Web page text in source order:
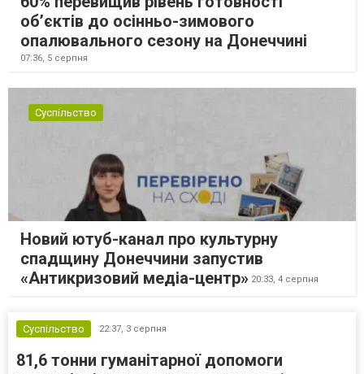
об’єктів до осінньо-зимового
опалювального сезону на Донеччині
07:36, 5 серпня
Суспільство
Новий ютуб-канал про культурну
спадщину Донеччини запустив
«Антикризовий медіа-центр» 20:33, 4 серпня
Суспільство 22:37, 3 серпня
81,6 тонни гуманітарної допомоги